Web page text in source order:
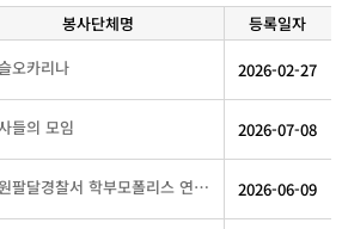
봉사단체명 등록일자
오카리나 2026-02-27
들의 모임 2026-07-08
수원팔달경찰서 학부모폴리스 연합단(초) 2026-06-09